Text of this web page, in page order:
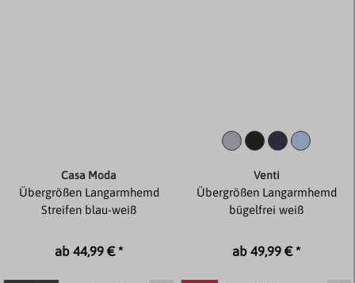
Casa Moda
Übergrößen Langarmhemd
Streifen blau-weiß
ab 44,99 € *
Venti
Übergrößen Langarmhemd
bügelfrei weiß
ab 49,99 € *